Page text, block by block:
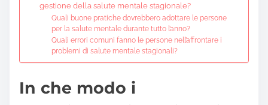
gestione della salute mentale stagionale?
Quali buone pratiche dovrebbero adottare le persone
per la salute mentale durante tutto l’anno?
Quali errori comuni fanno le persone nell’affrontare i
problemi di salute mentale stagionali?
In che modo i